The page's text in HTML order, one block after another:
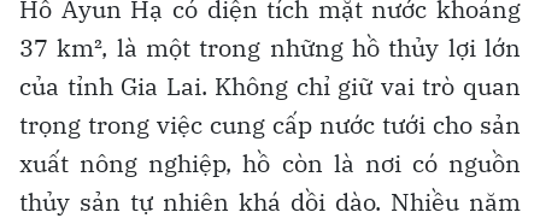
Hồ Ayun Hạ có diện tích mặt nước khoảng
37 km², là một trong những hồ thủy lợi lớn
của tỉnh Gia Lai. Không chỉ giữ vai trò quan
trọng trong việc cung cấp nước tưới cho sản
xuất nông nghiệp, hồ còn là nơi có nguồn
thủy sản tự nhiên khá dồi dào. Nhiều năm